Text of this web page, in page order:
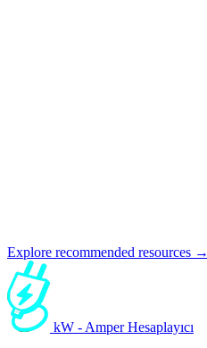
Explore recommended resources →
kW - Amper Hesaplayıcı